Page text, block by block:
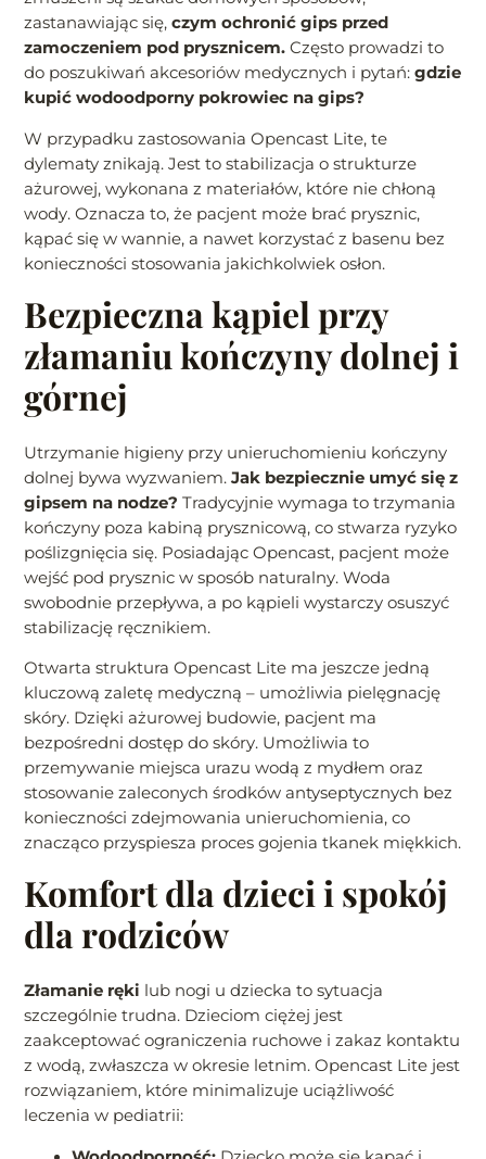
zastanawiając się,czym ochronić gips przed
zamoczeniem pod prysznicem. Często prowadzi to
do poszukiwań akcesoriów medycznych i pytań:gdzie
kupić wodoodporny pokrowiec na gips?
W przypadku zastosowania Opencast Lite, te
dylematy znikają. Jest to stabilizacja o strukturze
ażurowej, wykonana z materiałów, które nie chłoną
wody. Oznacza to, że pacjent może brać prysznic,
kąpać się w wannie, a nawet korzystać z basenu bez
konieczności stosowania jakichkolwiek osłon.
Bezpieczna kąpiel przy
złamaniu kończyny dolnej i
górnej
Utrzymanie higieny przy unieruchomieniu kończyny
dolnej bywa wyzwaniem.Jak bezpiecznie umyć się z
gipsem na nodze? Tradycyjnie wymaga to trzymania
kończyny poza kabiną prysznicową, co stwarza ryzyko
poślizgnięcia się. Posiadając Opencast, pacjent może
wejść pod prysznic w sposób naturalny. Woda
swobodnie przepływa, a po kąpieli wystarczy osuszyć
stabilizację ręcznikiem.
Otwarta struktura Opencast Lite ma jeszcze jedną
kluczową zaletę medyczną – umożliwia pielęgnację
skóry. Dzięki ażurowej budowie, pacjent ma
bezpośredni dostęp do skóry. Umożliwia to
przemywanie miejsca urazu wodą z mydłem oraz
stosowanie zaleconych środków antyseptycznych bez
konieczności zdejmowania unieruchomienia, co
znacząco przyspiesza proces gojenia tkanek miękkich.
Komfort dla dzieci i spokój
dla rodziców
Złamanie ręki lub nogi u dziecka to sytuacja
szczególnie trudna. Dzieciom ciężej jest
zaakceptować ograniczenia ruchowe i zakaz kontaktu
z wodą, zwłaszcza w okresie letnim. Opencast Lite jest
rozwiązaniem, które minimalizuje uciążliwość
leczenia w pediatrii: